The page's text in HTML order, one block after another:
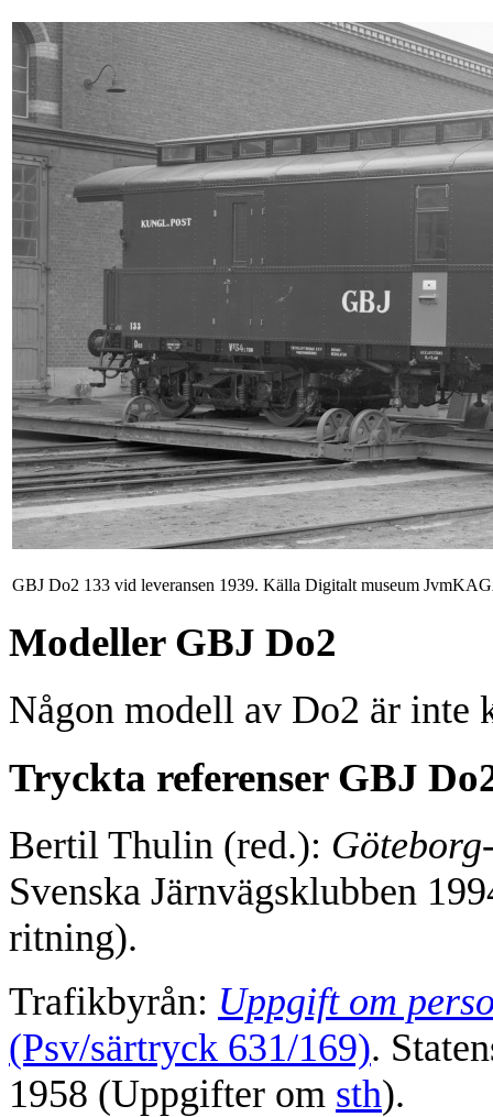
GBJ Do2 133 vid leveransen 1939. Källa Digitalt museum
Modeller GBJ Do2
Någon modell av Do2 är inte
Tryckta referenser GBJ
Bertil Thulin (red.):
Svenska Järnvägsklubben
ritning).
Trafikbyrån: Uppgift om
(Psv/särtryck 631/169).
1958 (Uppgifter om sth).